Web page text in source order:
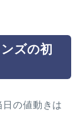
ズの初
の値動きは